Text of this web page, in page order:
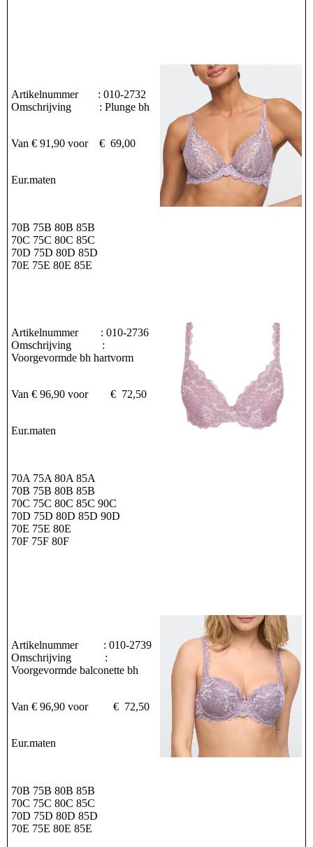
Artikelnummer : 010-2732
Omschrijving : Plunge bh
Van € 91,90 voor € 69,00
Eur.maten
70B 75B 80B 85B
70C 75C 80C 85C
70D 75D 80D 85D
70E 75E 80E 85E
Artikelnummer : 010-2736
Omschrijving :
Voorgevormde bh hartvorm
Van € 96,90 voor € 72,50
Eur.maten
70A 75A 80A 85A
70B 75B 80B 85B
70C 75C 80C 85C 90C
70D 75D 80D 85D 90D
70E 75E 80E
70F 75F 80F
Artikelnummer : 010-2739
Omschrijving :
Voorgevormde balconette bh
Van € 96,90 voor € 72,50
Eur.maten
70B 75B 80B 85B
70C 75C 80C 85C
70D 75D 80D 85D
70E 75E 80E 85E